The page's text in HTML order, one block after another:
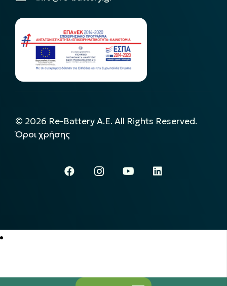
© 2026 Re-Battery A.E. All Rights Reserved.
Όροι χρήσης